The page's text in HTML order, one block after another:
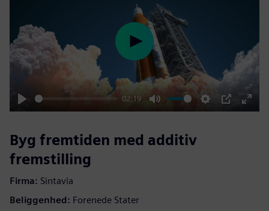
Play
02:19
Mute Settings
PIP
Enter
Play
Byg fremtiden med additiv
fremstilling
Firma: Sintavia
Beliggenhed: Forenede Stater